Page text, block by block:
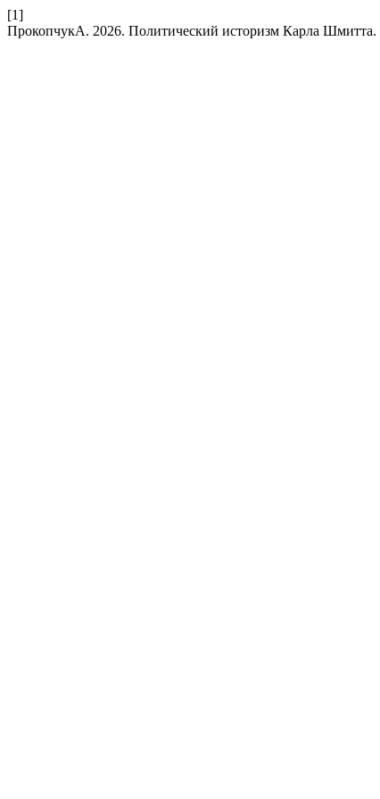
[1]
ПрокопчукА. 2026. Политический историзм Карла Шмитта.